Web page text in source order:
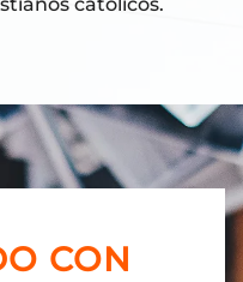
católicos.
CON